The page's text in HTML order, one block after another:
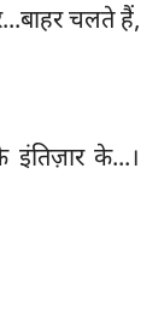
चलते हैं,
के...।